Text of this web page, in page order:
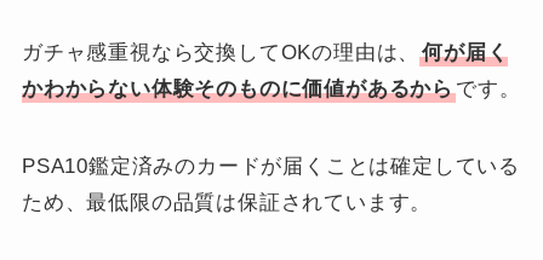
ガチャ感重視なら交換してOKの理由は、何が届く
かわからない体験そのものに価値があるからです。
PSA10鑑定済みのカードが届くことは確定している
ため、最低限の品質は保証されています。